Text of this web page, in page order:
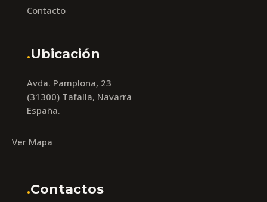
Contacto
.Ubicación
Avda. Pamplona, 23
(31300) Tafalla, Navarra
España.
Ver Mapa
.Contactos